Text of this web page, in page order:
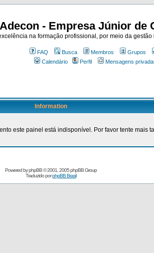
Adecon - Empresa Júnior de
na formação profissional, por meio da
FAQ Busca Membros Grupos
Calendário
Perfil Mensagens
Information
este painel está indisponível. Por favor tente mais
Powered byphpBB© 2001, 2005 phpBB Group
Traduzido porphpBB Brasil